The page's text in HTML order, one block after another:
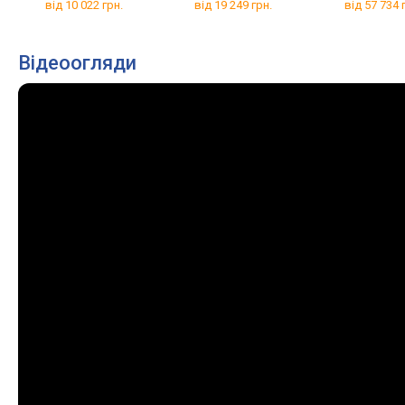
від 10 022 грн. від 19 249 грн. від 57 734
Відеоогляди